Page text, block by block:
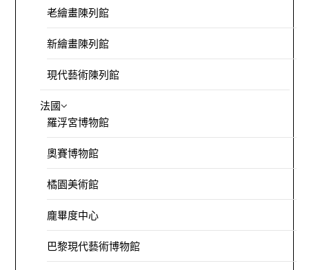
老繪畫陳列館
新繪畫陳列館
現代藝術陳列館
法國
羅浮宮博物館
奧賽博物館
橘園美術館
龐畢度中心
巴黎現代藝術博物館